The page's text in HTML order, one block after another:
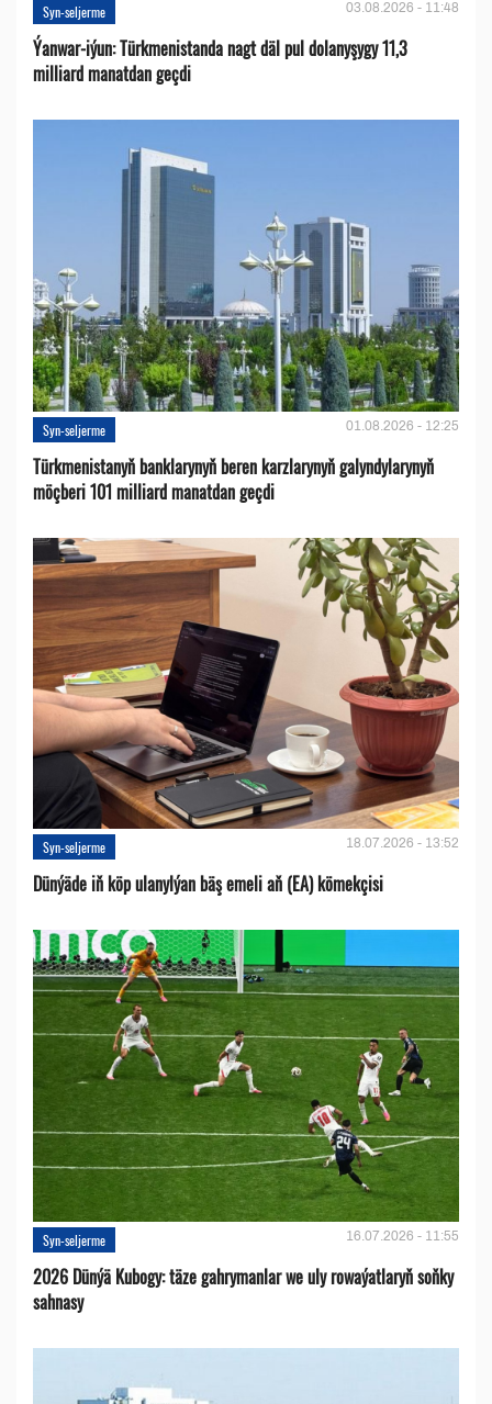
Syn-seljerme 03.08.2026 - 11:48
Ýanwar-iýun: Türkmenistanda nagt däl pul dolanyşygy 11,3
milliard manatdan geçdi
Syn-seljerme 01.08.2026 - 12:25
Türkmenistanyň banklarynyň beren karzlarynyň galyndylarynyň
möçberi 101 milliard manatdan geçdi
Syn-seljerme 18.07.2026 - 13:52
Dünýäde iň köp ulanylýan bäş emeli aň (EA) kömekçisi
Syn-seljerme 16.07.2026 - 11:55
2026 Dünýä Kubogy: täze gahrymanlar we uly rowaýatlaryň soňky
sahnasy